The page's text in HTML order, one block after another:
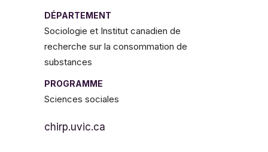
DÉPARTEMENT
Sociologie et Institut canadien de
recherche sur la consommation de
substances
PROGRAMME
Sciences sociales
chirp.uvic.ca